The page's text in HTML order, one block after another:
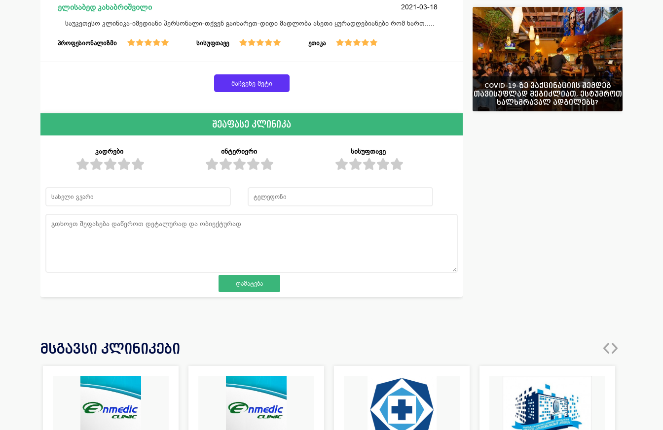
ელისაბედ კახაბრიშვილი 2021-03-18
საუკეთესო კლინიკა-იმედიანი პერსონალი-თქვენ გაიხარეთ-დიდი მადლობა ასეთი ყურადღებიანები რომ ხართ.....
პროფესიონალიზმი სისუფთავე ეთიკა
მაჩვენე მეტი
შეაფასე კლინიკა
კადრები ინტერიერი სისუფთავე
COVID-19-ზე ვაქცინაციის შემდეგ
თავისუფლად შეგიძლიათ, ესტუმროთ
ხალხმრავალ ადგილებს?
მსგავსი კლინიკები